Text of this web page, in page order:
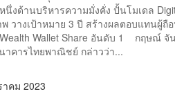
นึ่งด้านบริหารความมั่งคั่ง ปั้นโมเดล
วางเป้าหมาย 3 ปี สร้างผลตอบแทนผู้ถื
Wallet Share อันดับ 1 กฤษณ์ จั
าคารไทยพาณิชย์ กล่าวว่า...
คม 2023